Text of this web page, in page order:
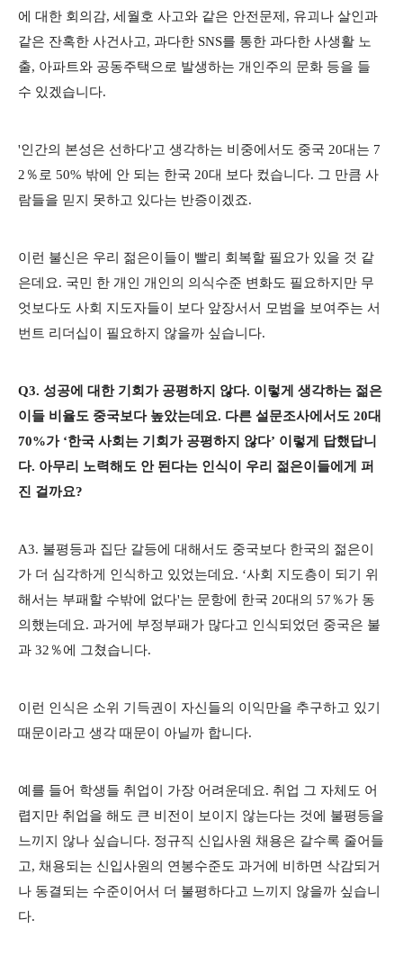
에 대한 회의감, 세월호 사고와 같은 안전문제, 유괴나 살인과
같은 잔혹한 사건사고, 과다한 SNS를 통한 과다한 사생활 노
출, 아파트와 공동주택으로 발생하는 개인주의 문화 등을 들
수 있겠습니다.
'인간의 본성은 선하다'고 생각하는 비중에서도 중국 20대는 7
2％로 50% 밖에 안 되는 한국 20대 보다 컸습니다. 그 만큼 사
람들을 믿지 못하고 있다는 반증이겠죠.
이런 불신은 우리 젊은이들이 빨리 회복할 필요가 있을 것 같
은데요. 국민 한 개인 개인의 의식수준 변화도 필요하지만 무
엇보다도 사회 지도자들이 보다 앞장서서 모범을 보여주는 서
번트 리더십이 필요하지 않을까 싶습니다.
Q3. 성공에 대한 기회가 공평하지 않다. 이렇게 생각하는 젊은
이들 비율도 중국보다 높았는데요. 다른 설문조사에서도 20대
70%가 ‘한국 사회는 기회가 공평하지 않다’ 이렇게 답했답니
다. 아무리 노력해도 안 된다는 인식이 우리 젊은이들에게 퍼
진 걸까요?
A3. 불평등과 집단 갈등에 대해서도 중국보다 한국의 젊은이
가 더 심각하게 인식하고 있었는데요. ‘사회 지도층이 되기 위
해서는 부패할 수밖에 없다'는 문항에 한국 20대의 57％가 동
의했는데요. 과거에 부정부패가 많다고 인식되었던 중국은 불
과 32％에 그쳤습니다.
이런 인식은 소위 기득권이 자신들의 이익만을 추구하고 있기
때문이라고 생각 때문이 아닐까 합니다.
예를 들어 학생들 취업이 가장 어려운데요. 취업 그 자체도 어
렵지만 취업을 해도 큰 비전이 보이지 않는다는 것에 불평등을
느끼지 않나 싶습니다. 정규직 신입사원 채용은 갈수록 줄어들
고, 채용되는 신입사원의 연봉수준도 과거에 비하면 삭감되거
나 동결되는 수준이어서 더 불평하다고 느끼지 않을까 싶습니
다.